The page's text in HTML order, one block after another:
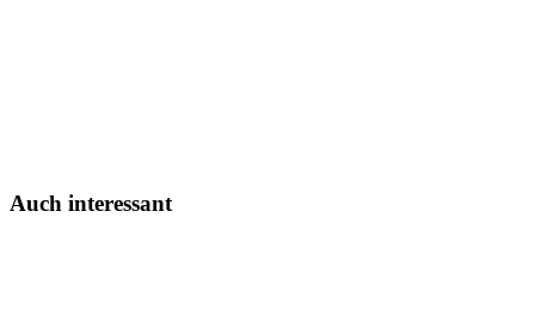
Auch interessant